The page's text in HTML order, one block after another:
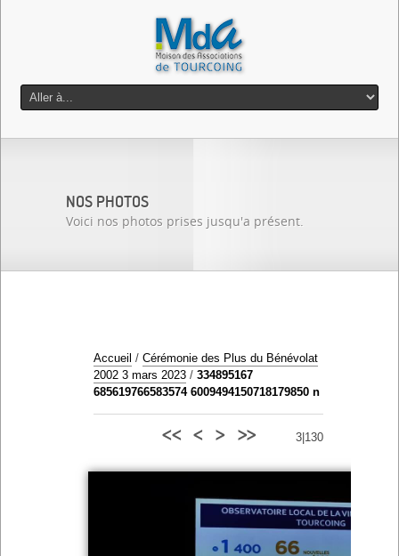
NOS PHOTOS
Voici nos photos prises jusqu'a présent.
Accueil / Cérémonie des Plus du Bénévolat
2002 3 mars 2023 / 334895167
685619766583574 6009494150718179850 n
3|130
<< < > >>